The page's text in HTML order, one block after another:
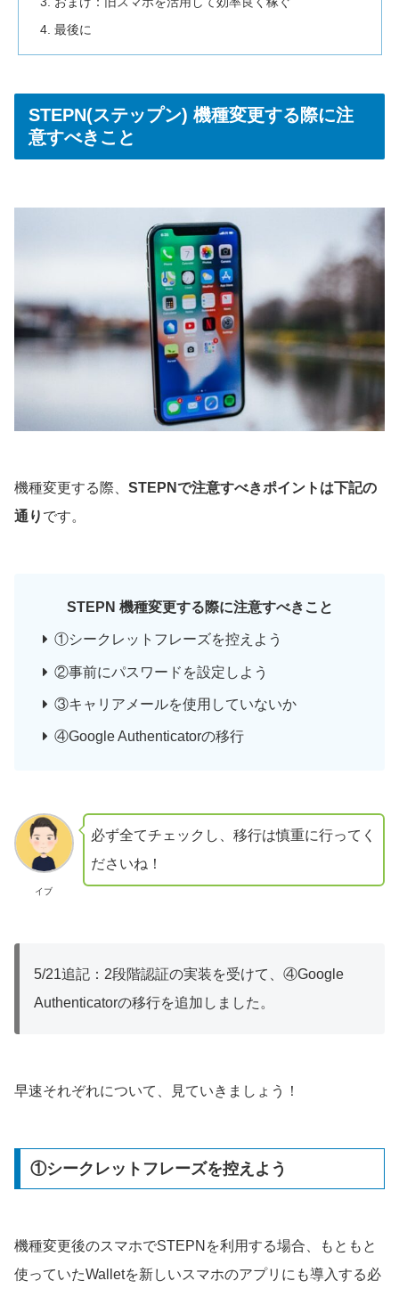
最後に
STEPN(ステップン) 機種変更する際に注
意すべきこと
機種変更する際、 STEPNで注意すべきポイントは下記の
通り です。
STEPN 機種変更する際に注意すべきこと
①シークレットフレーズを控えよう
②事前にパスワードを設定しよう
③キャリアメールを使用していないか
④Google Authenticatorの移行
イブ
必ず全てチェックし、移行は慎重に行ってく
ださいね！
5/21追記：2段階認証の実装を受けて、④Google
Authenticatorの移行を追加しました。
早速それぞれについて、見ていきましょう！
①シークレットフレーズを控えよう
機種変更後のスマホでSTEPNを利用する場合、もともと
使っていたWalletを新しいスマホのアプリにも導入する必